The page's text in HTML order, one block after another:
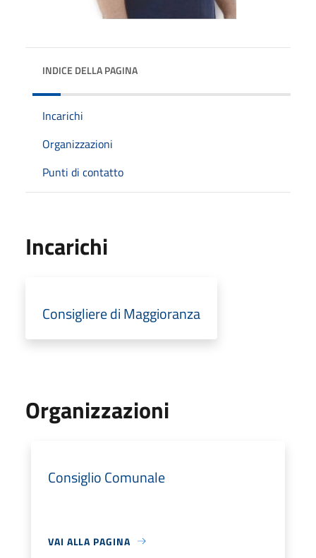
INDICE DELLA PAGINA
Incarichi
Organizzazioni
Punti di contatto
Incarichi
Consigliere di Maggioranza
Organizzazioni
Consiglio Comunale
VAI ALLA PAGINA